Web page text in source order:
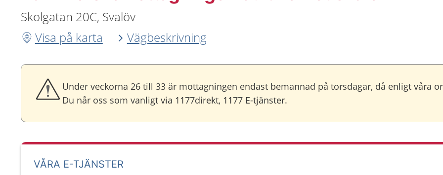
Skolgatan 20C, Svalöv
Visa på karta
Vägbeskrivning
Under veckorna 26 till 33 är mottagningen endast bemannad på torsdagar, då enligt våra
Du når oss som vanligt via 1177direkt, 1177 E-tjänster.
VÅRA E-TJÄNSTER